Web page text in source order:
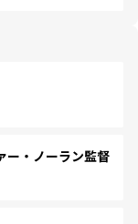
・ノーラン監督